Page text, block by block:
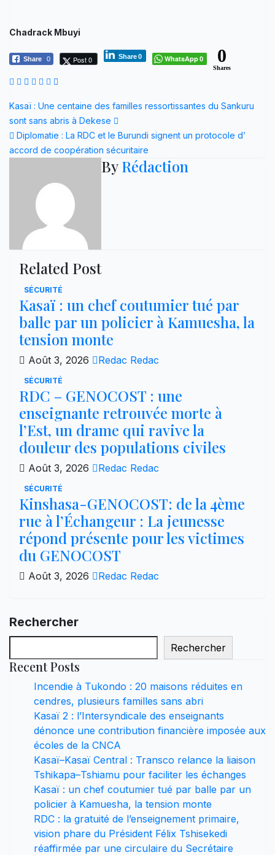
Chadrack Mbuyi
Share 0 Post 0 Share0 WhatsApp0 0
Shares
Navigation
de
l’article
Kasaï : Une centaine des familles ressortissantes du Sankuru
sont sans abris à Dekese
Diplomatie : La RDC et le Burundi signent un protocole d’
accord de coopération sécuritaire
ByRédaction
Related Post
SÉCURITÉ
Kasaï : un chef coutumier tué par
balle par un policier à Kamuesha, la
tension monte
Août 3, 2026 Redac Redac
SÉCURITÉ
RDC – GENOCOST : une
enseignante retrouvée morte à
l’Est, un drame qui ravive la
douleur des populations civiles
Août 3, 2026 Redac Redac
SÉCURITÉ
Kinshasa-GENOCOST: de la 4ème
rue à l’Échangeur : La jeunesse
répond présente pour les victimes
du GENOCOST
Août 3, 2026 Redac Redac
Rechercher
Rechercher
Recent Posts
Incendie à Tukondo : 20 maisons réduites en
cendres, plusieurs familles sans abri
Kasaï 2 : l’Intersyndicale des enseignants
dénonce une contribution financière imposée aux
écoles de la CNCA
Kasaï–Kasaï Central : Transco relance la liaison
Tshikapa–Tshiamu pour faciliter les échanges
Kasaï : un chef coutumier tué par balle par un
policier à Kamuesha, la tension monte
RDC : la gratuité de l’enseignement primaire,
vision phare du Président Félix Tshisekedi
réaffirmée par une circulaire du Secrétaire